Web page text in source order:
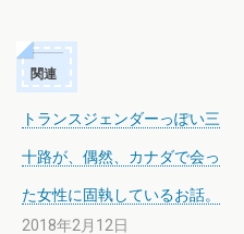
関連
トランスジェンダーっぽい三
十路が、偶然、カナダで会っ
た女性に固執しているお話。
2018年2月12日